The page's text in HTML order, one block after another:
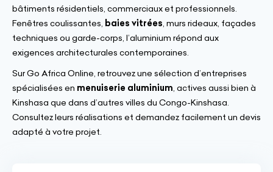
bâtiments résidentiels, commerciaux et professionnels.
Fenêtres coulissantes, baies vitrées, murs rideaux, façades
techniques ou garde-corps, l’aluminium répond aux
exigences architecturales contemporaines.
Sur Go Africa Online, retrouvez une sélection d’entreprises
spécialisées en menuiserie aluminium, actives aussi bien à
Kinshasa que dans d’autres villes du Congo-Kinshasa.
Consultez leurs réalisations et demandez facilement un devis
adapté à votre projet.